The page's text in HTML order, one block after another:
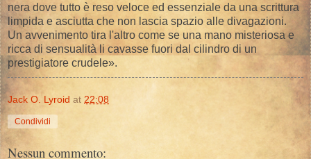
nera dove tutto è reso veloce ed essenziale da una scrittura
limpida e asciutta che non lascia spazio alle divagazioni.
Un avvenimento tira l'altro come se una mano misteriosa e
ricca di sensualità li cavasse fuori dal cilindro di un
prestigiatore crudele».
Jack O. Lyroid at 22:08
Condividi
Nessun commento: